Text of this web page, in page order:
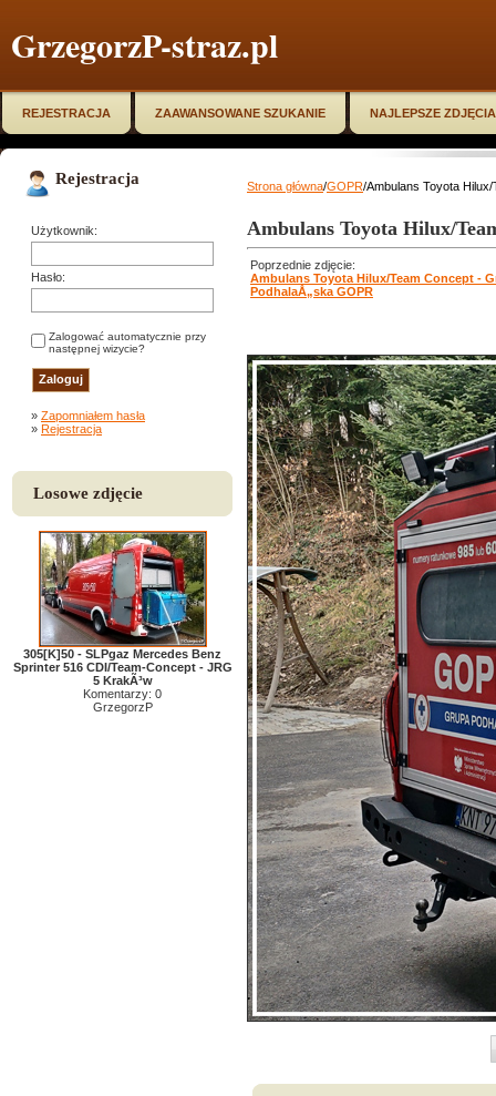
GrzegorzP-straz.pl
REJESTRACJA ZAAWANSOWANE SZUKANIE NAJLEPSZE ZDJĘCIA
Rejestracja
Użytkownik:
Hasło:
Zalogować automatycznie przy
następnej wizycie?
» Zapomniałem hasła
» Rejestracja
Losowe zdjęcie
305[K]50 - SLPgaz Mercedes Benz
Sprinter 516 CDI/Team-Concept - JRG
5 KrakÃ³w
Komentarzy: 0
GrzegorzP
Strona główna/GOPR/Ambulans Toyota
Ambulans Toyota Hilux/
Poprzednie zdjęcie:
Ambulans Toyota Hilux/Team Concept -
PodhalaÅ„ska GOPR